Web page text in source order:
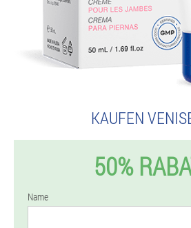
KAUFEN
50%
Name